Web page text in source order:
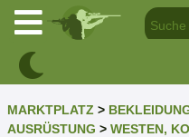
MARKTPLATZ >
AUSRÜSTUNG > WESTEN,